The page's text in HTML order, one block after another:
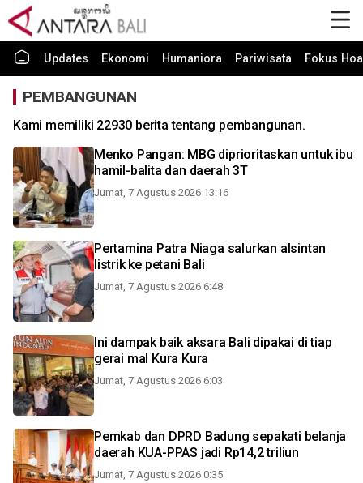
Updates Ekonomi Humaniora Pariwisata Fokus
PEMBANGUNAN
Kami memiliki 22930 berita tentang pembangunan.
Menko Pangan: MBG diprioritaskan untuk ibu
hamil-balita dan daerah 3T
Jumat, 7 Agustus 2026 13:16
Pertamina Patra Niaga salurkan alsintan
listrik ke petani Bali
Jumat, 7 Agustus 2026 6:48
Ini dampak baik aksara Bali dipakai di tiap
gerai mal Kura Kura
Jumat, 7 Agustus 2026 6:03
Pemkab dan DPRD Badung sepakati belanja
daerah KUA-PPAS jadi Rp14,2 triliun
Jumat, 7 Agustus 2026 0:35